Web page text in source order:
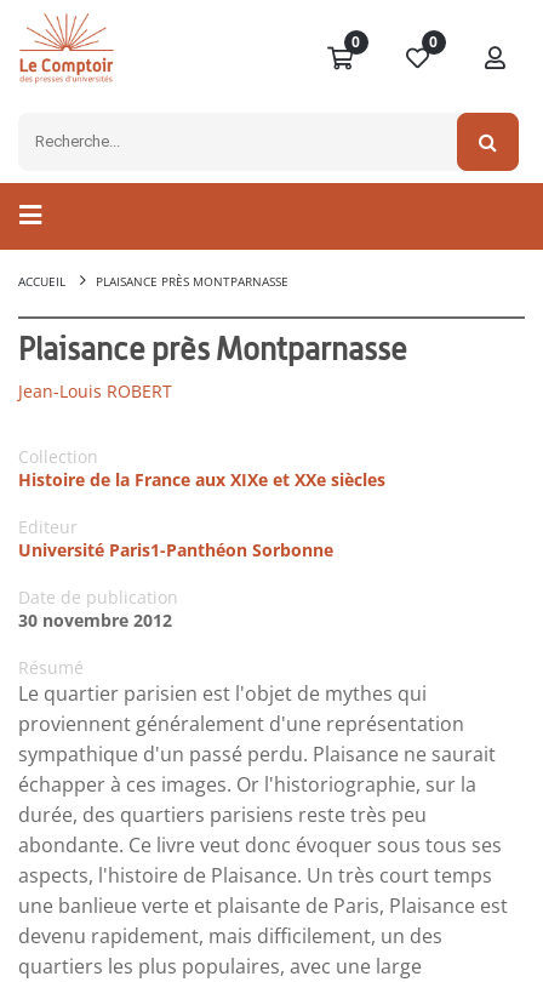
0 0
ACCUEIL PLAISANCE PRÈS MONTPARNASSE
Plaisance près Montparnasse
Jean-Louis ROBERT
Collection
Histoire de la France aux XIXe et XXe siècles
Editeur
Université Paris1-Panthéon Sorbonne
Date de publication
30 novembre 2012
Résumé
Le quartier parisien est l'objet de mythes qui
proviennent généralement d'une représentation
sympathique d'un passé perdu. Plaisance ne saurait
échapper à ces images. Or l'historiographie, sur la
durée, des quartiers parisiens reste très peu
abondante. Ce livre veut donc évoquer sous tous ses
aspects, l'histoire de Plaisance. Un très court temps
une banlieue verte et plaisante de Paris, Plaisance est
devenu rapidement, mais difficilement, un des
quartiers les plus populaires, avec une large